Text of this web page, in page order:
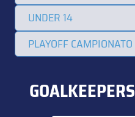
GOALKEEPERS